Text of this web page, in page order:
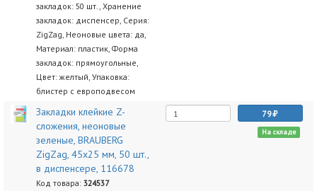
закладок: 50 шт., Хранение
закладок: диспенсер, Серия:
ZigZag, Неоновые цвета: да,
Материал: пластик, Форма
закладок: прямоугольные,
Цвет: желтый, Упаковка:
блистер с европодвесом
Закладки клейкие Z-
сложения, неоновые
зеленые, BRAUBERG
ZigZag, 45х25 мм, 50 шт.,
в диспенсере, 116678
Код товара: 324537
79
На складе